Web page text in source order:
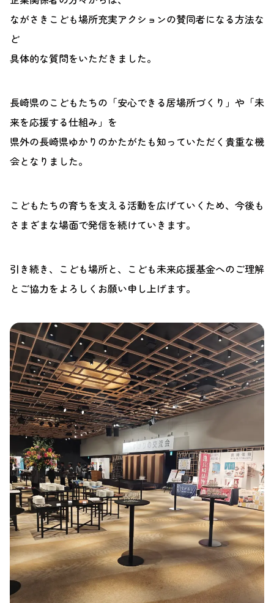
ながさきこども場所充実アクションの賛同者になる方法な
ど
具体的な質問をいただきました。
長崎県のこどもたちの「安心できる居場所づくり」や「未
来を応援する仕組み」を
県外の長崎県ゆかりのかたがたも知っていただく貴重な機
会となりました。
こどもたちの育ちを支える活動を広げていくため、今後も
さまざまな場面で発信を続けていきます。
引き続き、こども場所と、こども未来応援基金へのご理解
とご協力をよろしくお願い申し上げます。